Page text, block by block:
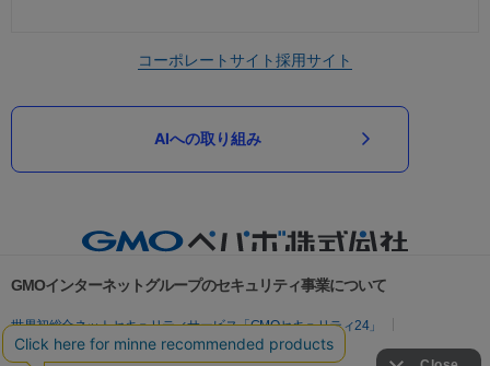
コーポレートサイト採用サイト
AIへの取り組み
GMOインターネットグループのセキュリティ事業について
世界初総合ネットセキュリティサービス「GMOセキュリティ24」
パスワード漏洩診断
Webサイトリスク診断